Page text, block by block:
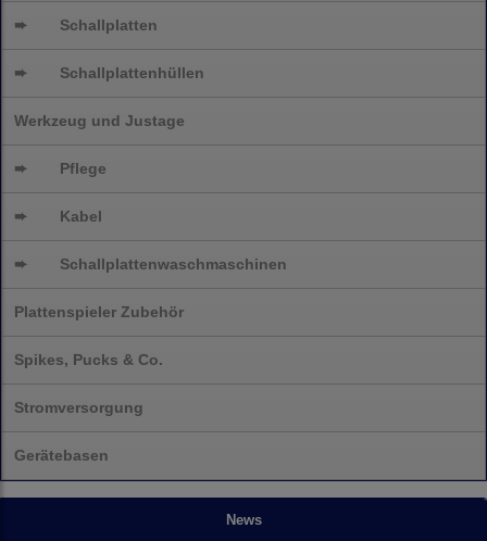
➨ Schallplatten
➨ Schallplattenhüllen
Werkzeug und Justage
➨ Pflege
➨ Kabel
➨ Schallplattenwaschmaschinen
Plattenspieler Zubehör
Spikes, Pucks & Co.
Stromversorgung
Gerätebasen
News